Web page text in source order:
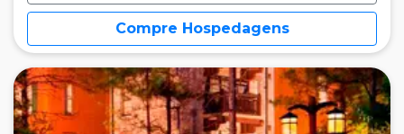
Compre Hospedagens